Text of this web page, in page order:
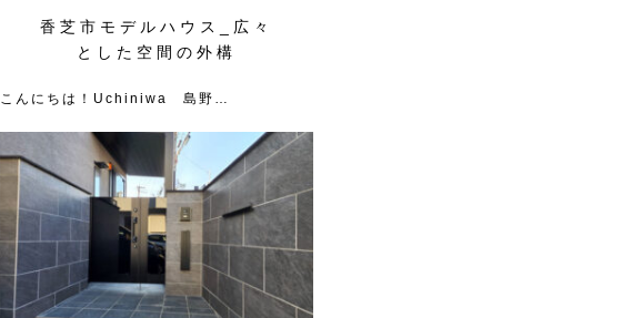
香芝市モデルハウス_広々
とした空間の外構
こんにちは！Uchiniwa 島野…